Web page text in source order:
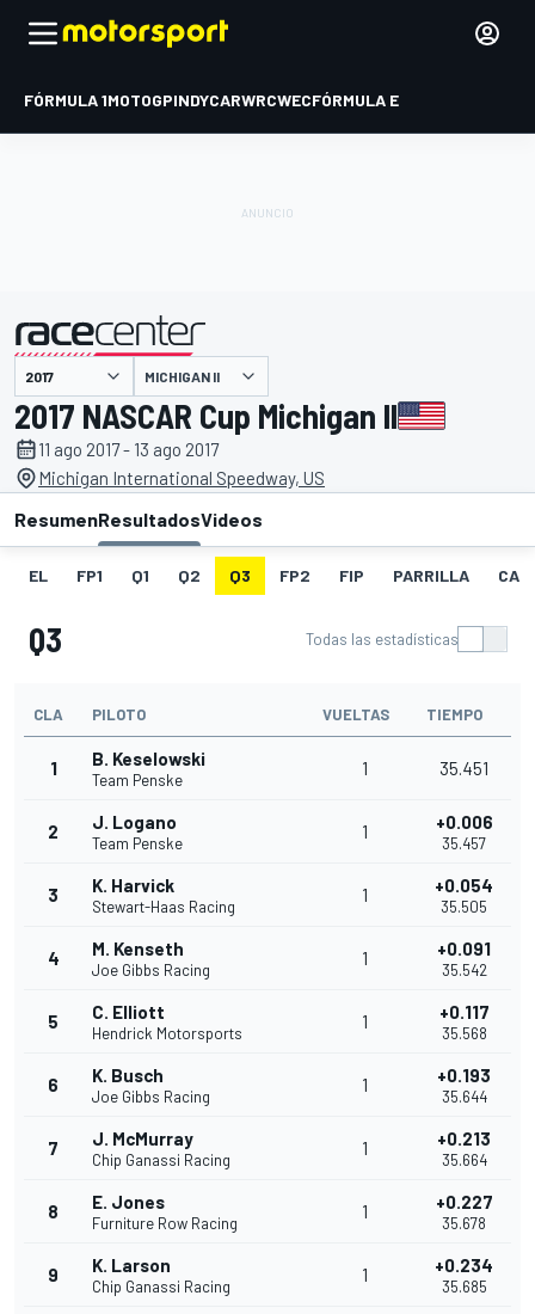
FÓRMULA 1MOTOGPINDYCARWRCWECFÓRMULA E
presentado por MICHIGAN II
2017 NASCAR Cup Michigan II
11 ago 2017 - 13 ago 2017
Michigan International Speedway, US
ResumenResultadosVideos
EL FP1 Q1 Q2 Q3 FP2 FIP PARRILLA
Q3 Todas las estadísticas
CLA PILOTO VUELTAS TIEMPO
1 B. Keselowski
Team Penske
1 35.451
2 J. Logano
Team Penske
1 +0.006
35.457
3 K. Harvick
Stewart-Haas Racing
1 +0.054
35.505
4 M. Kenseth
Joe Gibbs Racing
1 +0.091
35.542
5 C. Elliott
Hendrick Motorsports
1 +0.117
35.568
6 K. Busch
Joe Gibbs Racing
1 +0.193
35.644
7 J. McMurray
Chip Ganassi Racing
1 +0.213
35.664
8 E. Jones
Furniture Row Racing
1 +0.227
35.678
9 K. Larson
Chip Ganassi Racing
1 +0.234
35.685